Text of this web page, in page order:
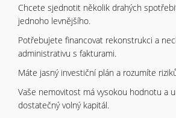
Chcete sjednotit několik drahých
jednoho levnějšího.
Potřebujete financovat rekonstrukci a
administrativu s fakturami.
Máte jasný investiční plán a rozumíte
Vaše nemovitost má vysokou hodnotu a
dostatečný volný kapitál.